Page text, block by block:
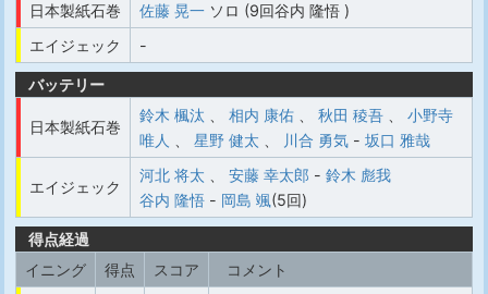
日本製紙石巻
佐藤 晃一 ソロ (9回谷内 隆悟 )
エイジェック
-
バッテリー
日本製紙石巻
鈴木 楓汰 相内 康佑 秋田 稜吾
小野寺
唯人
星野 健太 川合 勇気 - 坂口 雅哉
エイジェック
河北 将太 安藤 幸太郎 - 鈴木 彪我
谷内 隆悟 - 岡島 颯(5回)
得点経過
イニング
得点 スコア コメント